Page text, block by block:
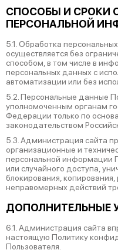
СПОСОБЫ И СРОКИ
ПЕРСОНАЛЬНОЙ
5.1. Обработка
осуществляется без
способом, в том числе в
персональных данных с
автоматизации или без
5.2. Персональные данные
уполномоченным органам
Федерации только по
законодательством
5.3. Администрация сайта
организационные и
персональной информации
или случайного доступа,
блокирования,
неправомерных действий
ДОПОЛНИТЕЛЬНЫЕ
6.1. Администрация сайта
настоящую Политику
Пользователя.